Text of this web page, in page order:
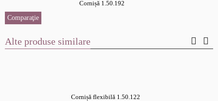
Cornișă 1.50.192
Comparaţie
Alte produse similare
Cornișă flexibilă 1.50.122